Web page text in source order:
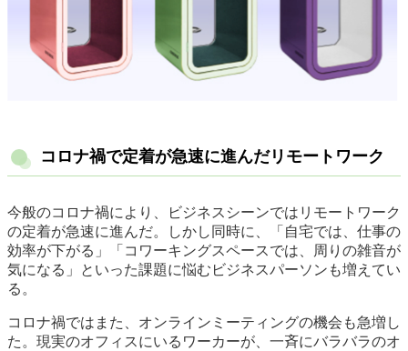
コロナ禍で定着が急速に進んだリモートワーク
今般のコロナ禍により、ビジネスシーンではリモートワーク
の定着が急速に進んだ。しかし同時に、「自宅では、仕事の
効率が下がる」「コワーキングスペースでは、周りの雑音が
気になる」といった課題に悩むビジネスパーソンも増えてい
る。
コロナ禍ではまた、オンラインミーティングの機会も急増し
た。現実のオフィスにいるワーカーが、一斉にバラバラのオ